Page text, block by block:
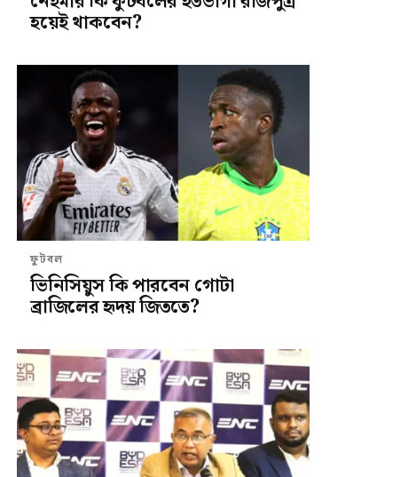
হয়েই থাকবেন?
ফুটবল
ভিনিসিয়ুস কি পারবেন গোটা
ব্রাজিলের হৃদয় জিততে?